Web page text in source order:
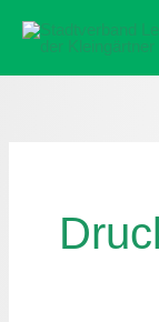
Inhalt
springen